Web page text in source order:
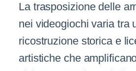
La trasposizione delle
nei videogiochi varia tra
ricostruzione storica e
artistiche che